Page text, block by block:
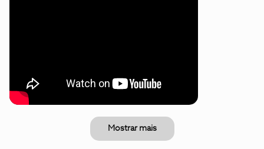
Mostrar mais